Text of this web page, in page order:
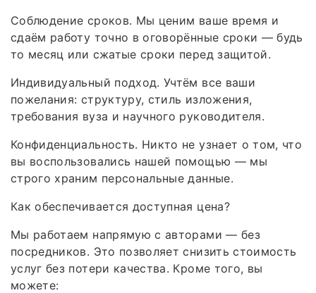
Соблюдение сроков. Мы ценим ваше время и
сдаём работу точно в оговорённые сроки — будь
то месяц или сжатые сроки перед защитой.
Индивидуальный подход. Учтём все ваши
пожелания: структуру, стиль изложения,
требования вуза и научного руководителя.
Конфиденциальность. Никто не узнает о том, что
вы воспользовались нашей помощью — мы
строго храним персональные данные.
Как обеспечивается доступная цена?
Мы работаем напрямую с авторами — без
посредников. Это позволяет снизить стоимость
услуг без потери качества. Кроме того, вы
можете: